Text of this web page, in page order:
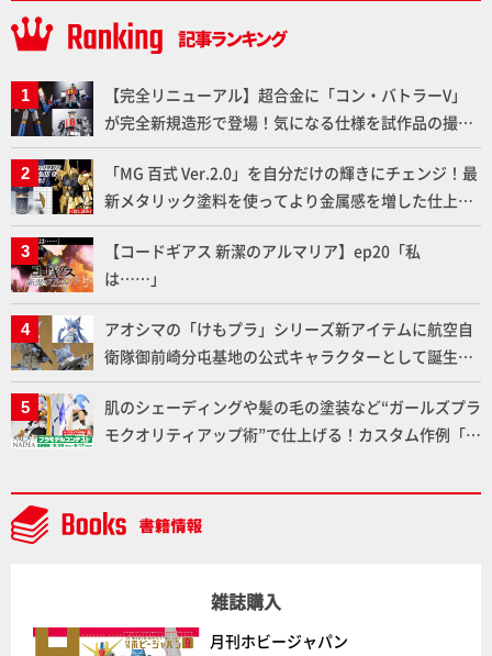
【完全リニューアル】超合金に「コン・バトラーV」
が完全新規造形で登場！気になる仕様を試作品の撮り
下ろしでご紹介!!さらに「大鉄人17」＆「ワンエイ
ト」セット情報もお届け！【超合金の魂】
「MG 百式 Ver.2.0」を自分だけの輝きにチェンジ！最
新メタリック塗料を使ってより金属感を増した仕上が
りに!!【試し読み】
【コードギアス 新潔のアルマリア】ep20「私
は……」
アオシマの「けもプラ」シリーズ新アイテムに航空自
衛隊御前崎分屯基地の公式キャラクターとして誕生し
た「おまねこ」が着任！けもプラ公式サイト限定版と
通常版の2ラインで発売！
肌のシェーディングや髪の毛の塗装など“ガールズプラ
モクオリティアップ術”で仕上げる！カスタム作例「白
デルコンテスト」～8月17日（月）11:59まで応募受付
中】
雑誌購入
月刊ホビージャパン